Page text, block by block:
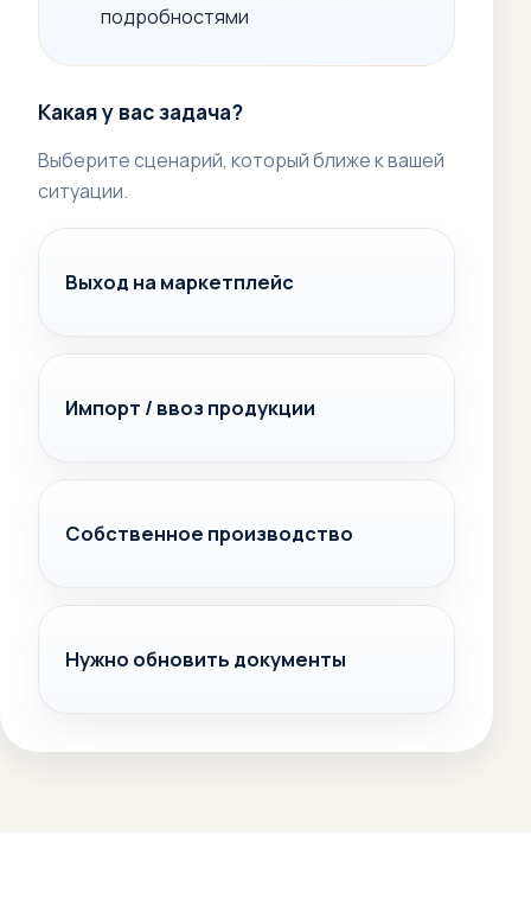
подробностями
Какая у вас задача?
Выберите сценарий, который ближе к вашей
ситуации.
Выход на маркетплейс
Импорт / ввоз продукции
Собственное производство
Нужно обновить документы